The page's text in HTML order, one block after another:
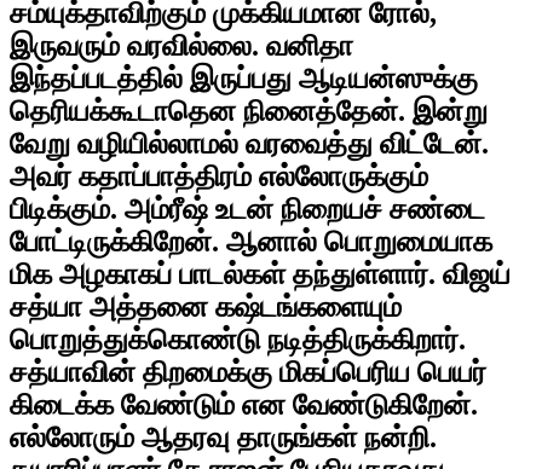
சம்யுக்தாவிற்கும் முக்கியமான ரோல்,
இருவரும் வரவில்லை. வனிதா
இந்தப்படத்தில் இருப்பது ஆடியன்ஸுக்கு
தெரியக்கூடாதென நினைத்தேன். இன்று
வேறு வழியில்லாமல் வரவைத்து விட்டேன்.
அவர் கதாப்பாத்திரம் எல்லோருக்கும்
பிடிக்கும். அம்ரீஷ் உடன் நிறையச் சண்டை
போட்டிருக்கிறேன். ஆனால் பொறுமையாக
மிக அழகாகப் பாடல்கள் தந்துள்ளார். விஜய்
சத்யா அத்தனை கஷ்டங்களையும்
பொறுத்துக்கொண்டு நடித்திருக்கிறார்.
சத்யாவின் திறமைக்கு மிகப்பெரிய பெயர்
கிடைக்க வேண்டும் என வேண்டுகிறேன்.
எல்லோரும் ஆதரவு தாருங்கள் நன்றி.